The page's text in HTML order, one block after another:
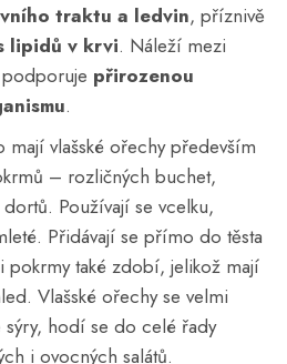
traktu a ledvin, příznivě
lipidů v krvi. Náleží mezi
přirozenou
.
mají vlašské ořechy především
– rozličných buchet,
Používají se vcelku,
Přidávají se přímo do těsta
pokrmy také zdobí, jelikož mají
Vlašské ořechy se velmi
hodí se do celé řady
i ovocných salátů.